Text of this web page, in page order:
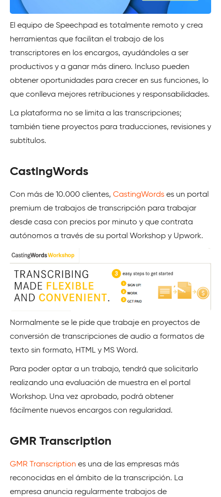
El equipo de Speechpad es totalmente remoto y crea
herramientas que facilitan el trabajo de los
transcriptores en los encargos, ayudándoles a ser
productivos y a ganar más dinero. Incluso pueden
obtener oportunidades para crecer en sus funciones, lo
que conlleva mejores retribuciones y responsabilidades.
La plataforma no se limita a las transcripciones;
también tiene proyectos para traducciones, revisiones y
subtítulos.
CastingWords
Con más de 10.000 clientes, CastingWords es un portal
premium de trabajos de transcripción para trabajar
desde casa con precios por minuto y que contrata
autónomos a través de su portal Workshop y Upwork.
Normalmente se le pide que trabaje en proyectos de
conversión de transcripciones de audio a formatos de
texto sin formato, HTML y MS Word.
Para poder optar a un trabajo, tendrá que solicitarlo
realizando una evaluación de muestra en el portal
Workshop. Una vez aprobado, podrá obtener
fácilmente nuevos encargos con regularidad.
GMR Transcription
GMR Transcription es una de las empresas más
reconocidas en el ámbito de la transcripción. La
empresa anuncia regularmente trabajos de